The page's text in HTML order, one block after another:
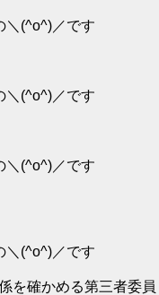
＼(^o^)／です
＼(^o^)／です
＼(^o^)／です
＼(^o^)／です
を確かめる第三者委員